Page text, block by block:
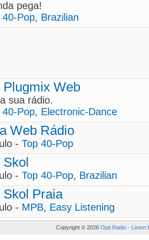
pega!
40-Pop, Brazilian
Plugmix Web
sua rádio.
40-Pop, Electronic-Dance
Web Rádio
- Top 40-Pop
- Top 40-Pop, Brazilian
Skol Praia
- MPB, Easy Listening
Copyright © 2026 Opti Radio - Listen